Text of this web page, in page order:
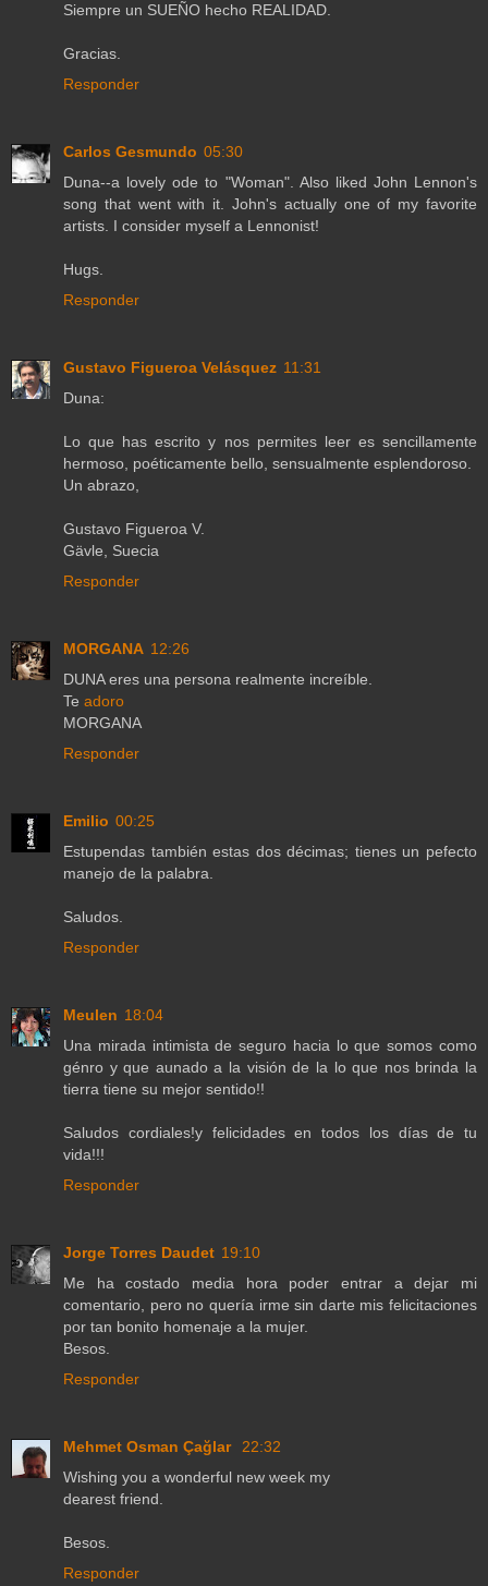
Siempre un SUEÑO hecho REALIDAD.
Gracias.
Responder
Carlos Gesmundo 05:30
Duna--a lovely ode to "Woman". Also liked John Lennon's
song that went with it. John's actually one of my favorite
artists. I consider myself a Lennonist!
Hugs.
Responder
Gustavo Figueroa Velásquez 11:31
Duna:
Lo que has escrito y nos permites leer es sencillamente
hermoso, poéticamente bello, sensualmente esplendoroso.
Un abrazo,
Gustavo Figueroa V.
Gävle, Suecia
Responder
MORGANA 12:26
DUNA eres una persona realmente increíble.
Te adoro
MORGANA
Responder
Emilio 00:25
Estupendas también estas dos décimas; tienes un pefecto
manejo de la palabra.
Saludos.
Responder
Meulen 18:04
Una mirada intimista de seguro hacia lo que somos como
génro y que aunado a la visión de la lo que nos brinda la
tierra tiene su mejor sentido!!
Saludos cordiales!y felicidades en todos los días de tu
vida!!!
Responder
Jorge Torres Daudet 19:10
Me ha costado media hora poder entrar a dejar mi
comentario, pero no quería irme sin darte mis felicitaciones
por tan bonito homenaje a la mujer.
Besos.
Responder
Mehmet Osman Çağlar
22:32
Wishing you a wonderful new week my
dearest friend.
Besos.
Responder